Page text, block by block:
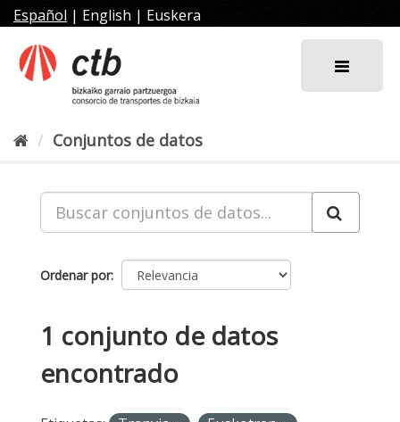
al
contenido
Español | English | Euskera
Conjuntos de datos
Ordenar por
1 conjunto de datos
encontrado